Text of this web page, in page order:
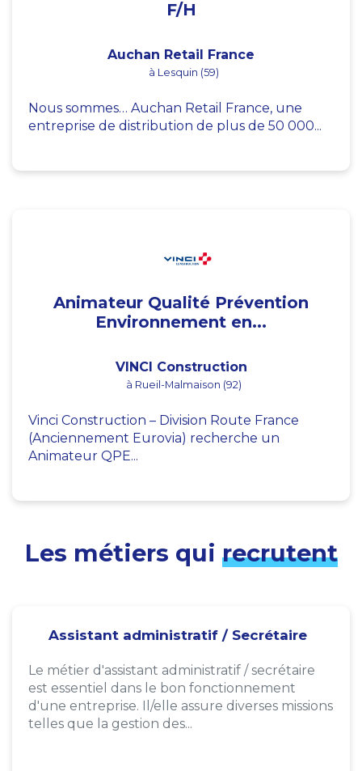
F/H
Auchan Retail France
à Lesquin (59)
Nous sommes… Auchan Retail France, une
entreprise de distribution de plus de 50 000...
Animateur Qualité Prévention
Environnement en...
VINCI Construction
à Rueil-Malmaison (92)
Vinci Construction – Division Route France
(Anciennement Eurovia) recherche un
Animateur QPE...
Les métiers qui recrutent
Assistant administratif / Secrétaire
Le métier d'assistant administratif / secrétaire
est essentiel dans le bon fonctionnement
d'une entreprise. Il/elle assure diverses missions
telles que la gestion des...